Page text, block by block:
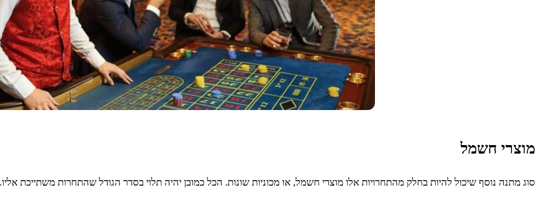
מוצרי חשמל
סוג מתנה נוסף שיכול להיות בחלק מהתחרויות אלו מוצרי חשמל, או מכוניות שונות. הכל כמובן יהיה תלוי בסדר הגודל שהתחרות משתייכת אליו.